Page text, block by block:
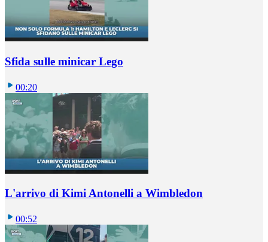
Sfida sulle minicar Lego
00:20
L'arrivo di Kimi Antonelli a Wimbledon
00:52